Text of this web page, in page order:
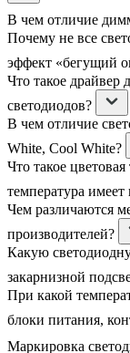
В чем отличие
Почему не все
эффект «бегущий
Что такое драйвер
светодиодов?
В чем отличие
White, Cool White?
Что такое
температура имеет
Чем различаются
производителей?
Какую
закарнизной
При какой
блоки питания,
Маркировка